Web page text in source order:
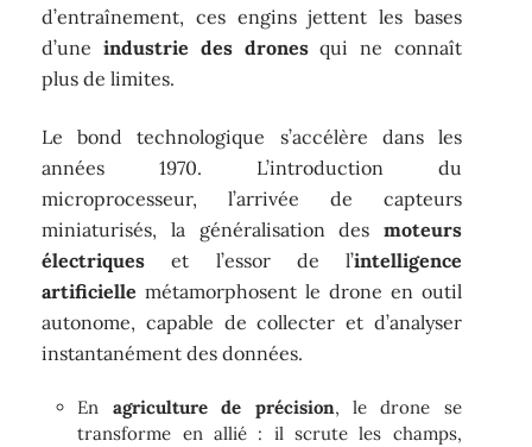
d’entraînement, ces engins jettent les bases
d’uneindustrie des dronesqui ne connaît
plus de limites.
Le bond technologique s’accélère dans les
années 1970. L’introduction du
microprocesseur, l’arrivée de capteurs
miniaturisés, la généralisation des moteurs
électriques et l’essor de l’intelligence
artificielle métamorphosent le drone en outil
autonome, capable de collecter et d’analyser
instantanément des données.
En agriculture de précision, le drone se
transforme en allié : il scrute les champs,